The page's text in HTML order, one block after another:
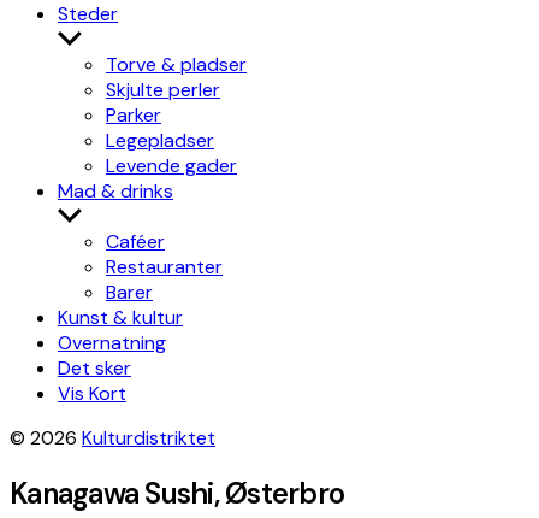
Steder
Show
sub
menu
Torve & pladser
Skjulte perler
Parker
Legepladser
Levende gader
Mad & drinks
Show
sub
menu
Caféer
Restauranter
Barer
Kunst & kultur
Overnatning
Det sker
Vis Kort
© 2026 Kulturdistriktet
Kanagawa Sushi, Østerbro
Leaflet|© OpenStreetMapcontributors, Tiles style by